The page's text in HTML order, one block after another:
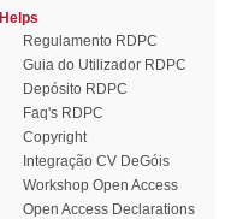
Helps
Regulamento RDPC
Guia do Utilizador RDPC
Depósito RDPC
Faq's RDPC
Copyright
Integração CV DeGóis
Workshop Open Access
Open Access Declarations